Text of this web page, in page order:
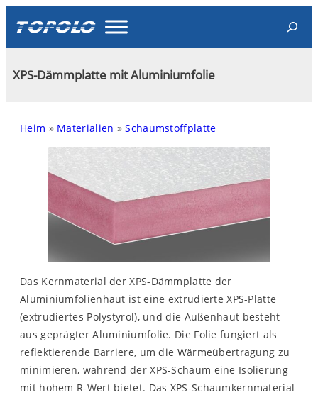
content
Search
XPS-Dämmplatte mit Aluminiumfolie
Heim » Materialien »Schaumstoffplatte
Das Kernmaterial der XPS-Dämmplatte der
Aluminiumfolienhaut ist eine extrudierte XPS-Platte
(extrudiertes Polystyrol), und die Außenhaut besteht
aus geprägter Aluminiumfolie. Die Folie fungiert als
reflektierende Barriere, um die Wärmeübertragung zu
minimieren, während der XPS-Schaum eine Isolierung
mit hohem R-Wert bietet. Das XPS-Schaumkernmaterial